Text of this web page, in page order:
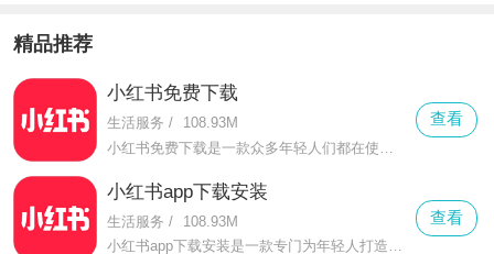
精品推荐
小红书免费下载
生活服务 /
108.93M
查看
小红书app下载安装
生活服务 /
108.93M
小红书app下载安装是一款专门为年轻人打造的平台，无论是分享自己的日常生活还是寻找优质内容进行观看都是极其不错的选择。在这款小红书app下载安装当中，用户们需要进行简单的注册登录才能够享用软件的所有功能。
查看